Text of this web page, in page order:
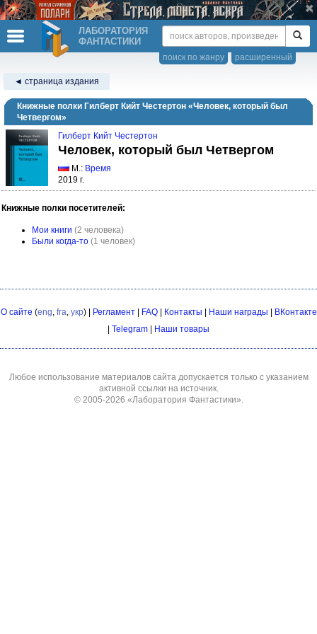
ЛАБОРАТОРИЯ
ФАНТАСТИКИ
расширенный
поиск по жанру
◄ страница издания
Книжные полки Гилберт Кийт Честертон «Человек, который был
Четвергом»
Гилберт Кийт Честертон
Человек, который был Четвергом
М.: Время
2019 г.
Книжные полки посетителей:
Мои книги (2 человека)
Были когда-то (1 человек)
О сайте (eng, fra, укр) | Регламент| FAQ| Контакты Наши награды
ВКонтакте
Telegram Наши товары
Любое использование материалов сайта допускается только с указанием
активной ссылки на источник.
© 2005-2026 «Лаборатория Фантастики».